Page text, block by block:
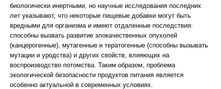
биологически инертными, но научные исследования последних
лет указывают, что некоторые пищевые добавки могут быть
вредными для организма и имеют отдаленные последствия:
способны вызвать развитие злокачественных опухолей
(канцерогенные), мутагенные и тератогенные (способны вызывать
мутации и уродства) и других свойств, влияющих на
воспроизводство потомства. Таким образом, проблема
экологической безопасности продуктов питания является
особенно актуальной в современных условиях.